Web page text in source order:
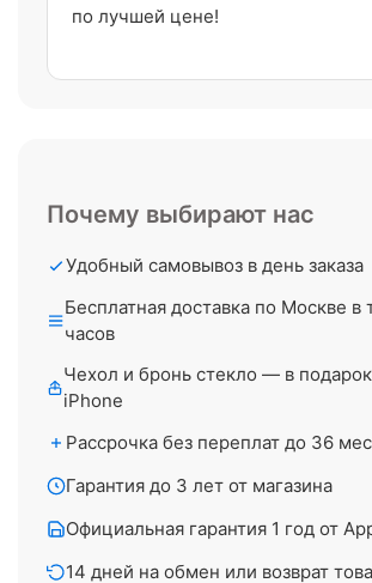
по лучшей цене!
Почему выбирают нас
Удобный самовывоз в день заказа
Бесплатная доставка по Москве в
часов
Чехол и бронь стекло — в
iPhone
Рассрочка без переплат до 36
Гарантия до 3 лет от магазина
Официальная гарантия 1 год от
14 дней на обмен или возврат